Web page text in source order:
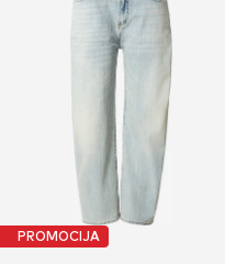
PROMOCIJA